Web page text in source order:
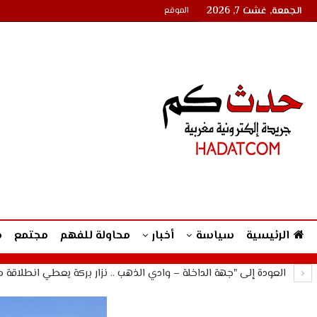
الجمعة, غشت 7, 2026 الموقع
الرئيسية سياسة أخبار محاولة للفهم مجتمع
العودة إلى "جهة الداخلة – وادي الذهب .. نزار بركة يعطي